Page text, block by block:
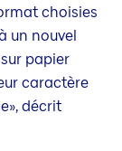
choisies
un nouvel
papier
caractère
décrit